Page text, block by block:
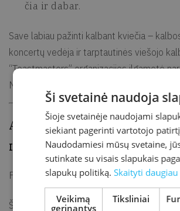
čia ir dabar.
Save labiau pažinti kalbant kviečia –
koncertų vedėja ir tarptautinės viešojo
“Toastmasters” organizacijos ilgametė
Melnikavičienė.
Alina Melnikavičienė:
Išsilavinimas
Filologijos (vok. k.) bakalauras
Švietimo vadybos magistras
Ši svetainė naudoja
Šioje svetainėje naudojami
siekiant pagerinti vartotojo
Naudodamiesi mūsų svetaine,
sutinkate su visais slapukais
slapukų politiką.Skaityti daugiau
Veikimą
gerinantys
Tiksliniai